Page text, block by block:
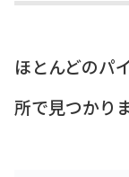
ほとんどのパ
所で見つかりま